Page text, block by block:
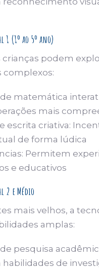
1 (1º ao 5º ano)
crianças podem
complexos:
de matemática
mais
escrita criativa:
de forma lúdica
Permitem
e educativos
2 e Médio
mais velhos, a
amplas:
pesquisa
de